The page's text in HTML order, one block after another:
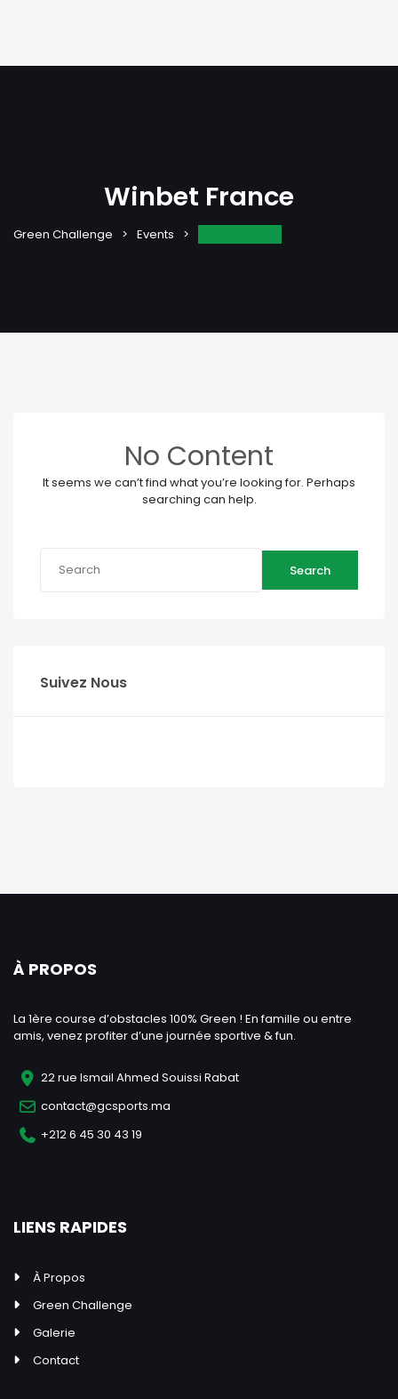
Winbet France
Green Challenge Events
No Content
It seems we can’t find what you’re looking for. Perhaps
searching can help.
Search
Suivez Nous
À PROPOS
La 1ère course d’obstacles 100% Green ! En famille ou entre
amis, venez profiter d’une journée sportive & fun.
22 rue Ismail Ahmed Souissi Rabat
contact@gcsports.ma
+212 6 45 30 43 19
LIENS RAPIDES
À Propos
Green Challenge
Galerie
Contact